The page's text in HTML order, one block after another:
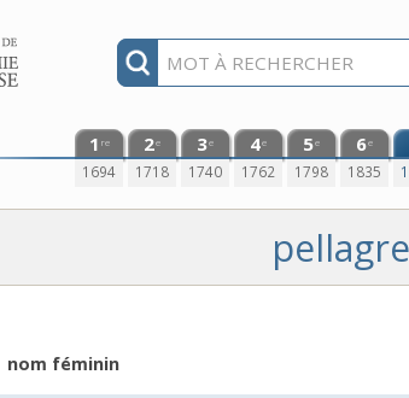
1 re
1694
2e
1718
3e
1740
4e
1762
5e
1798
6e
1835
pellagre
nom féminin